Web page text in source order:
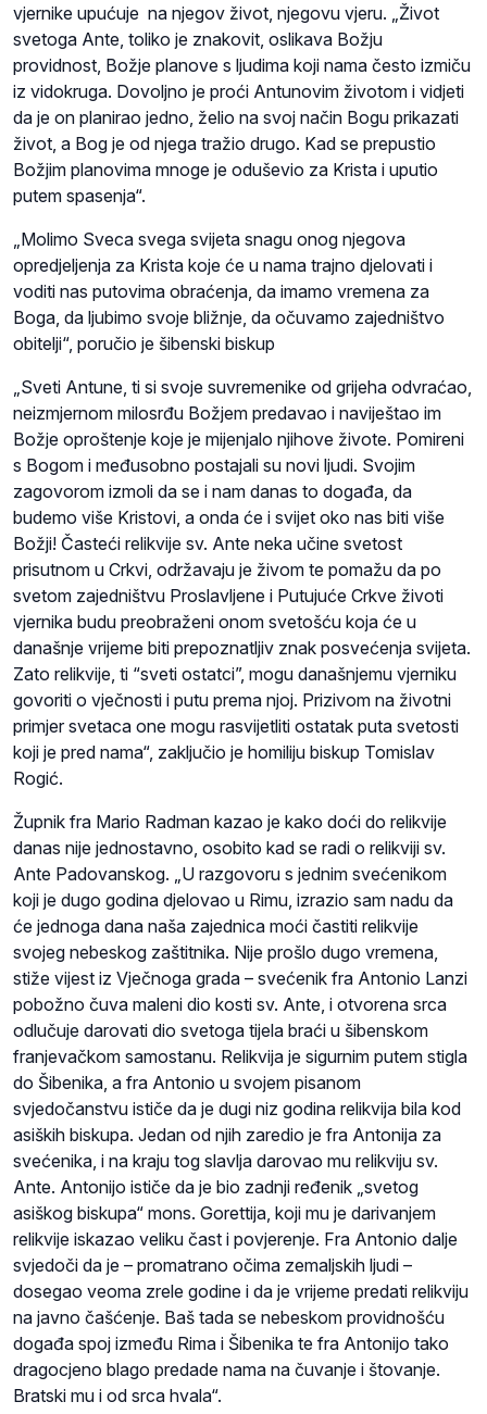
vjernike upućuje na njegov život, njegovu vjeru. „Život
svetoga Ante, toliko je znakovit, oslikava Božju
providnost, Božje planove s ljudima koji nama često izmiču
iz vidokruga. Dovoljno je proći Antunovim životom i vidjeti
da je on planirao jedno, želio na svoj način Bogu prikazati
život, a Bog je od njega tražio drugo. Kad se prepustio
Božjim planovima mnoge je oduševio za Krista i uputio
putem spasenja“.
„Molimo Sveca svega svijeta snagu onog njegova
opredjeljenja za Krista koje će u nama trajno djelovati i
voditi nas putovima obraćenja, da imamo vremena za
Boga, da ljubimo svoje bližnje, da očuvamo zajedništvo
obitelji“, poručio je šibenski biskup
„Sveti Antune, ti si svoje suvremenike od grijeha odvraćao,
neizmjernom milosrđu Božjem predavao i naviještao im
Božje oproštenje koje je mijenjalo njihove živote. Pomireni
s Bogom i međusobno postajali su novi ljudi. Svojim
zagovorom izmoli da se i nam danas to događa, da
budemo više Kristovi, a onda će i svijet oko nas biti više
Božji! Časteći relikvije sv. Ante neka učine svetost
prisutnom u Crkvi, održavaju je živom te pomažu da po
svetom zajedništvu Proslavljene i Putujuće Crkve životi
vjernika budu preobraženi onom svetošću koja će u
današnje vrijeme biti prepoznatljiv znak posvećenja svijeta.
Zato relikvije, ti “sveti ostatci”, mogu današnjemu vjerniku
govoriti o vječnosti i putu prema njoj. Prizivom na životni
primjer svetaca one mogu rasvijetliti ostatak puta svetosti
koji je pred nama“, zaključio je homiliju biskup Tomislav
Rogić.
Župnik fra Mario Radman kazao je kako doći do relikvije
danas nije jednostavno, osobito kad se radi o relikviji sv.
Ante Padovanskog. „U razgovoru s jednim svećenikom
koji je dugo godina djelovao u Rimu, izrazio sam nadu da
će jednoga dana naša zajednica moći častiti relikvije
svojeg nebeskog zaštitnika. Nije prošlo dugo vremena,
stiže vijest iz Vječnoga grada – svećenik fra Antonio Lanzi
pobožno čuva maleni dio kosti sv. Ante, i otvorena srca
odlučuje darovati dio svetoga tijela braći u šibenskom
franjevačkom samostanu. Relikvija je sigurnim putem stigla
do Šibenika, a fra Antonio u svojem pisanom
svjedočanstvu ističe da je dugi niz godina relikvija bila kod
asiških biskupa. Jedan od njih zaredio je fra Antonija za
svećenika, i na kraju tog slavlja darovao mu relikviju sv.
Ante. Antonijo ističe da je bio zadnji ređenik „svetog
asiškog biskupa“ mons. Gorettija, koji mu je darivanjem
relikvije iskazao veliku čast i povjerenje. Fra Antonio dalje
svjedoči da je – promatrano očima zemaljskih ljudi –
dosegao veoma zrele godine i da je vrijeme predati relikviju
na javno čašćenje. Baš tada se nebeskom providnošću
događa spoj između Rima i Šibenika te fra Antonijo tako
dragocjeno blago predade nama na čuvanje i štovanje.
Bratski mu i od srca hvala“.